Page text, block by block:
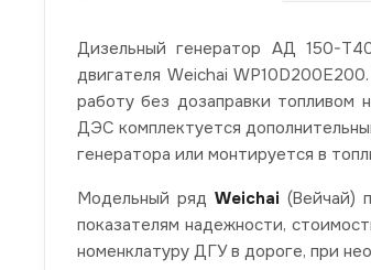
Дизельный генератор АД 150-
двигателя Weichai
работу без дозаправки топливом
ДЭС комплектуется
генератора или монтируется в
Модельный ряд Weichai (Вейчай)
показателям надежности,
номенклатуру ДГУ в дороге, при